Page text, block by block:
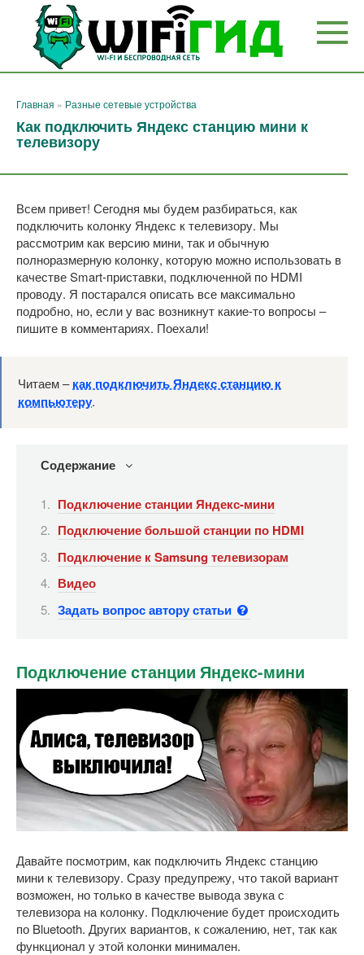
Перейти
контенту
Главная » Разные сетевые устройства
Как подключить Яндекс станцию мини к
телевизору
Всем привет! Сегодня мы будем разбираться, как
подключить колонку Яндекс к телевизору. Мы
рассмотрим как версию мини, так и обычную
полноразмерную колонку, которую можно использовать в
качестве Smart-приставки, подключенной по HDMI
проводу. Я постарался описать все максимально
подробно, но, если у вас возникнут какие-то вопросы –
пишите в комментариях. Поехали!
Читаем –как подключить Яндекс станцию к
компьютеру.
Содержание
Подключение станции Яндекс-мини
Подключение большой станции по HDMI
Подключение к Samsung телевизорам
Видео
Задать вопрос автору статьи
Подключение станции Яндекс-мини
Давайте посмотрим, как подключить Яндекс станцию
мини к телевизору. Сразу предупрежу, что такой вариант
возможен, но только в качестве вывода звука с
телевизора на колонку. Подключение будет происходить
по Bluetooth. Других вариантов, к сожалению, нет, так как
функционал у этой колонки минимален.